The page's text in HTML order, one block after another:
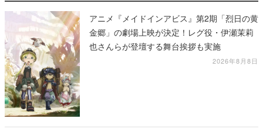
アニメ『メイドインアビス』第2期「烈日の黄
金郷」の劇場上映が決定！レグ役・伊瀬茉莉
也さんらが登壇する舞台挨拶も実施
2026年8月8日